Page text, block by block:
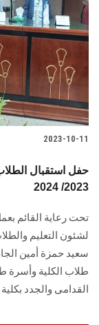
2023-10-11
حفل استقبال
2023/ 2024
تحت رعاية القائم
لشئون التعليم
سعيد حمزة أمين
طلاب الكلية
القدامى والجدد